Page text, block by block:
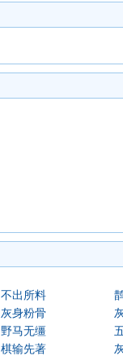
不出所料
灰身粉骨
野马无缰
棋输先著